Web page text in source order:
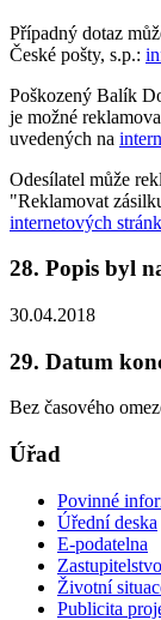
Případný dotaz
České pošty, s.p.:
Poškozený Balík
je možné
uvedených na
Odesílatel může
"Reklamovat
internetových
28. Popis byl
30.04.2018
29. Datum
Bez časového
Úřad
Povinné
Úřední deska
E-podatelna
Životní
Publicita